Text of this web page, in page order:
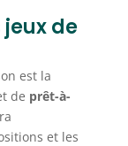
de
est la
de prêt-à-
et les